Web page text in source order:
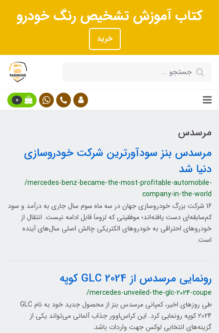
کتاب آموزش تشخیص رنگ خودرو
خرید
0
مرسدس
مرسدس بنز سودآورترین شرکت خودروسازی
دنیا شد
/mercedes-benz-became-the-most-profitable-automobile-
company-in-the-world
16 شرکت بزرگ خودروسازی جهان در سه ماه سوم سال جاری به در‌‌آمد و سود
کم‌سابقه‌ای دست یافته‌اند؛ موفقیتی که لزوماَ قابل ادامه نیست. انتقال از
خودروهای احتراقی به خودروهای الکتریکی چالش اصلی سال‌‌های آینده
است.
رونمایی مرسدس از GLC 2024 کوپه
/mercedes-unveiled-the-glc-2024-coupe
طی روزهای اخیر، کمپانی مرسدس بنز از محصول جدید خود به نام GLC
2024 کوپه رونمایی کرد. این کراس‌اوور جذاب آلمانی می‌تواند یکی از
گزینه‌های انتخابی لوکس جهت واردات باشد.